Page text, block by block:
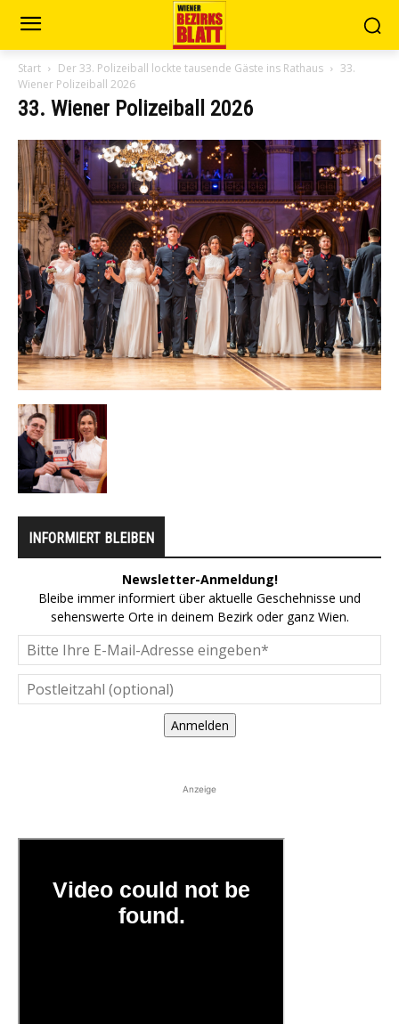
Start Der 33. Polizeiball lockte tausende Gäste ins Rathaus
33.
Wiener Polizeiball 2026
33. Wiener Polizeiball 2026
INFORMIERT BLEIBEN
Newsletter-Anmeldung!
Bleibe immer informiert über aktuelle Geschehnisse und
sehenswerte Orte in deinem Bezirk oder ganz Wien.
Anmelden
Anzeige